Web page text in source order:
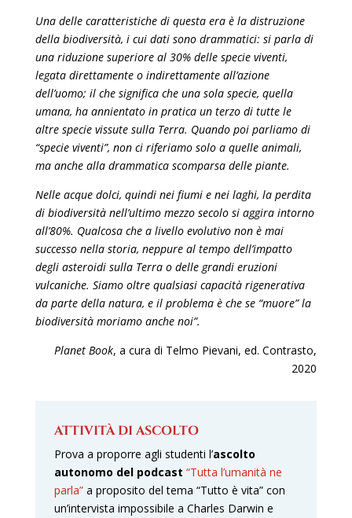
Una delle caratteristiche di questa era è la distruzione
della biodiversità, i cui dati sono drammatici: si parla di
una riduzione superiore al 30% delle specie viventi,
legata direttamente o indirettamente all’azione
dell’uomo; il che significa che una sola specie, quella
umana, ha annientato in pratica un terzo di tutte le
altre specie vissute sulla Terra. Quando poi parliamo di
“specie viventi”, non ci riferiamo solo a quelle animali,
ma anche alla drammatica scomparsa delle piante.
Nelle acque dolci, quindi nei fiumi e nei laghi, la perdita
di biodiversità nell’ultimo mezzo secolo si aggira intorno
all’80%. Qualcosa che a livello evolutivo non è mai
successo nella storia, neppure al tempo dell’impatto
degli asteroidi sulla Terra o delle grandi eruzioni
vulcaniche. Siamo oltre qualsiasi capacità rigenerativa
da parte della natura, e il problema è che se “muore” la
biodiversità moriamo anche noi”.
Planet Book, a cura di Telmo Pievani, ed. Contrasto,
2020
ATTIVITÀ DI ASCOLTO
Prova a proporre agli studenti l’ascolto
autonomo del podcast “Tutta l’umanità ne
parla”a proposito del tema “Tutto è vita” con
un’intervista impossibile a Charles Darwin e